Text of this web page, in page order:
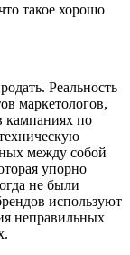
такое хорошо
Реальность
маркетологов,
кампаниях по
между собой
упорно
не были
используют
неправильных